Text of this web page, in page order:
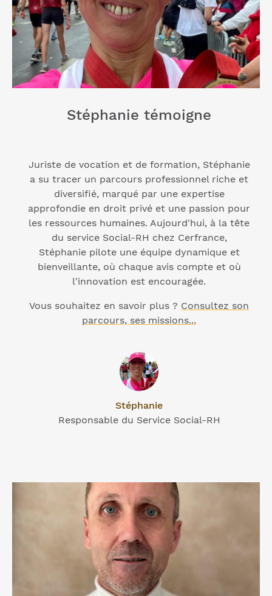
Stéphanie témoigne
Juriste de vocation et de formation, Stéphanie
a su tracer un parcours professionnel riche et
diversifié, marqué par une expertise
approfondie en droit privé et une passion pour
les ressources humaines. Aujourd'hui, à la tête
du service Social-RH chez Cerfrance,
Stéphanie pilote une équipe dynamique et
bienveillante, où chaque avis compte et où
l'innovation est encouragée.
Vous souhaitez en savoir plus ? Consultez son
parcours, ses missions...
Stéphanie
Responsable du Service Social-RH